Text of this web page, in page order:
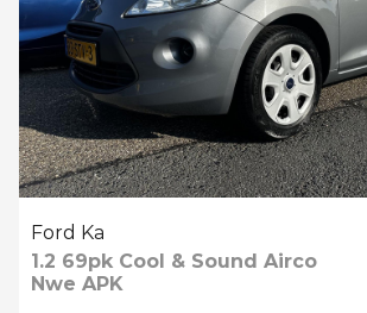
Ford Ka
1.2 69pk Cool & Sound Airco
Nwe APK